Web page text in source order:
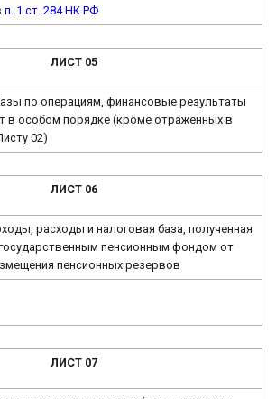
п. 1 ст. 284 НК РФ
ЛИСТ 05
по операциям, финансовые результаты
в особом порядке (кроме отраженных в
02)
ЛИСТ 06
расходы и налоговая база, полученная
пенсионным фондом от
пенсионных резервов
ЛИСТ 07